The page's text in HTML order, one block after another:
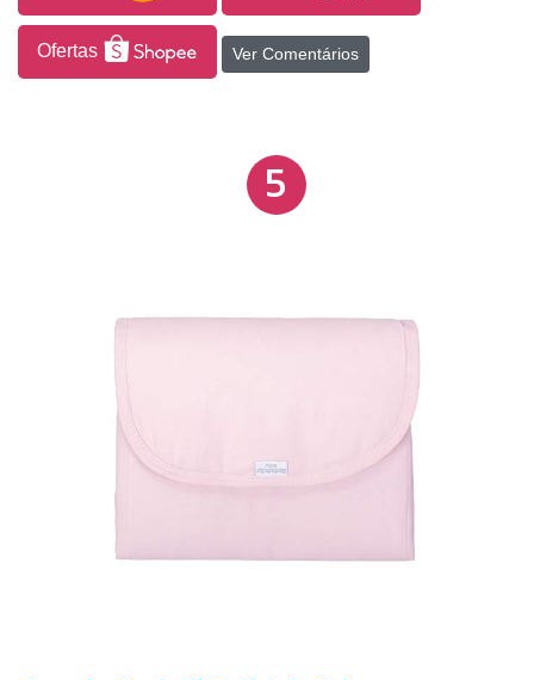
poliuretano.
Ofertas Ver Comentários
5